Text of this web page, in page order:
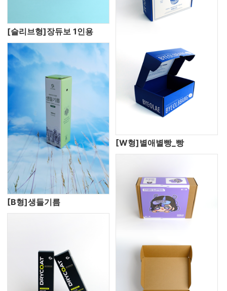
[슬리브형]장듀보 1인용
[B형]생들기름
[W형]별애별빵_빵